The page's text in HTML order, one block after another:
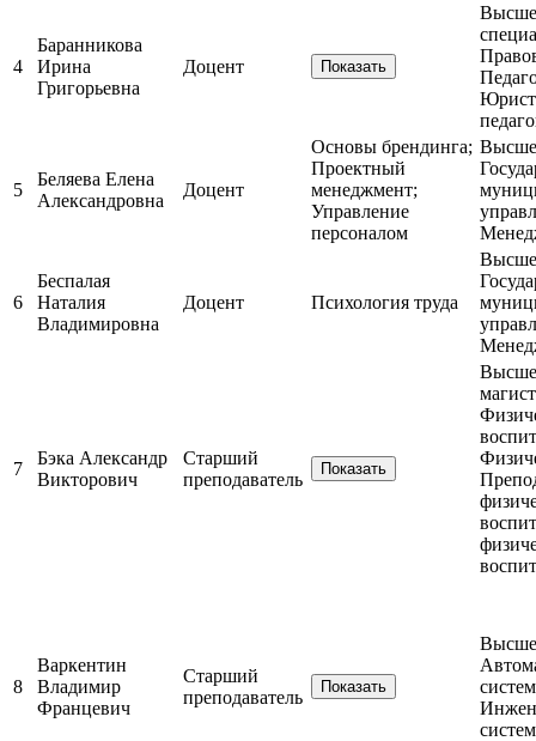
4
Баранникова
Ирина
Григорьевна
Доцент Показать
5
Беляева Елена
Александровна
Доцент
Основы брендинга;
Проектный
менеджмент;
Управление
персоналом
6
Беспалая
Наталия
Владимировна
Доцент Психология труда
7
Бэка Александр
Викторович
Старший
преподаватель
Показать
8
Варкентин
Владимир
Францевич
Старший
преподаватель
Показать